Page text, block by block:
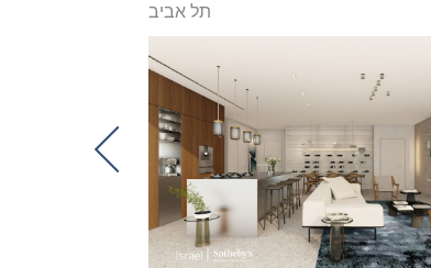
תל אביב